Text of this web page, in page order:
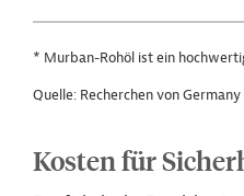
* Murban-Rohöl ist ein
Quelle: Recherchen von
Kosten für